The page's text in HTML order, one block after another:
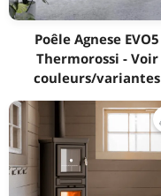
Poêle Agnese EVO5
Thermorossi - Voir
couleurs/variantes